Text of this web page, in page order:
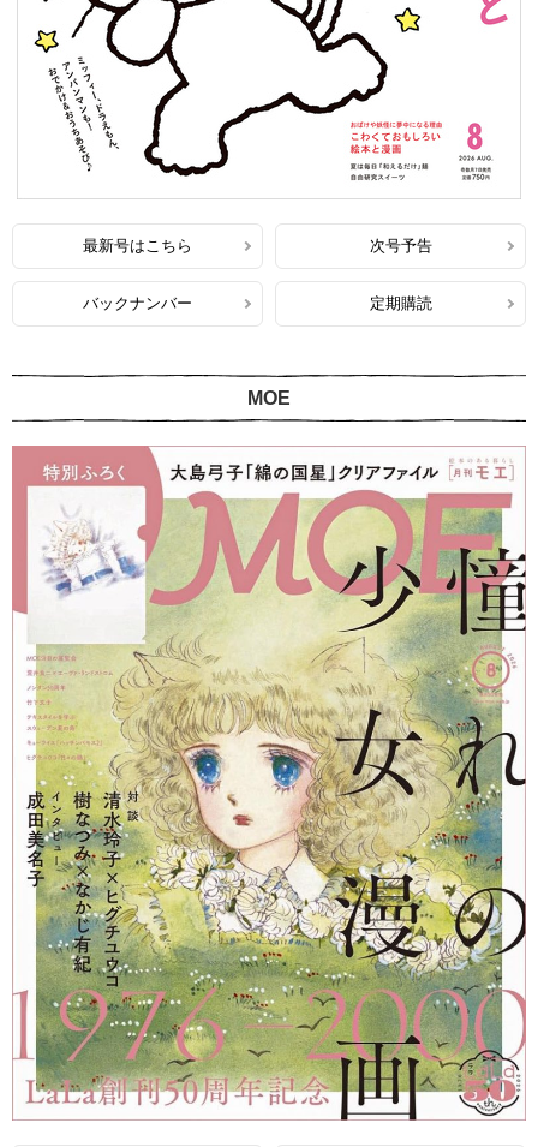
最新号はこちら 次号予告
バックナンバー 定期購読
MOE